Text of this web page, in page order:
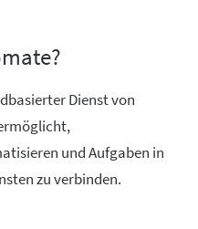
Dienst von
und Aufgaben in
zu verbinden.